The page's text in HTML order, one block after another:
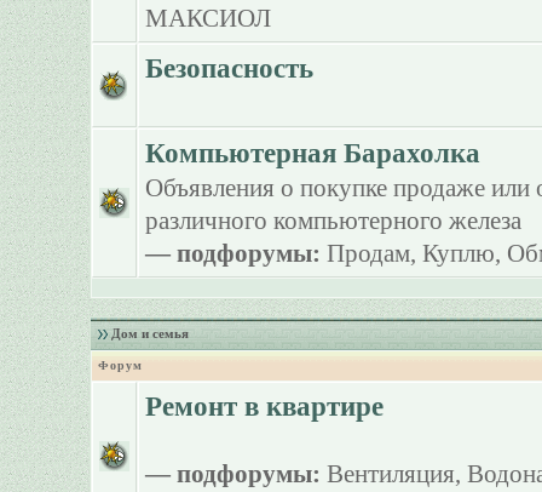
МАКСИОЛ
Безопасность
Компьютерная Барахолка
Объявления о покупке продаже или
различного компьютерного железа
— подфорумы: Продам, Куплю,
Дом и семья
Форум
Ремонт в квартире
— подфорумы: Вентиляция,